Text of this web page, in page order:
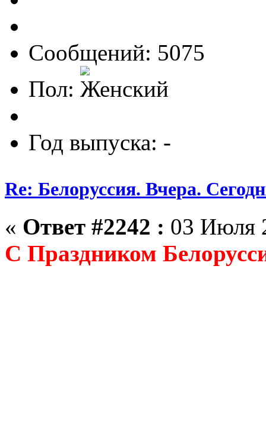
Сообщений: 5075
Пол:
Год выпуска: -
Re: Белоруссия. Вчера.
« Ответ #2242 : 03 Июля
С Праздником